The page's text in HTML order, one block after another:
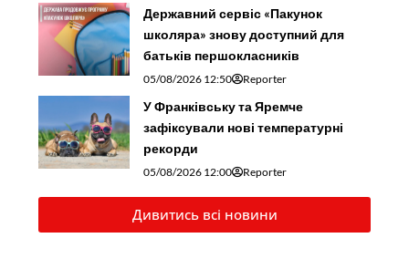
Державний сервіс «Пакунок
школяра» знову доступний для
батьків першокласників
05/08/2026 12:50 Reporter
У Франківську та Яремче
зафіксували нові температурні
рекорди
05/08/2026 12:00 Reporter
Дивитись всі новини